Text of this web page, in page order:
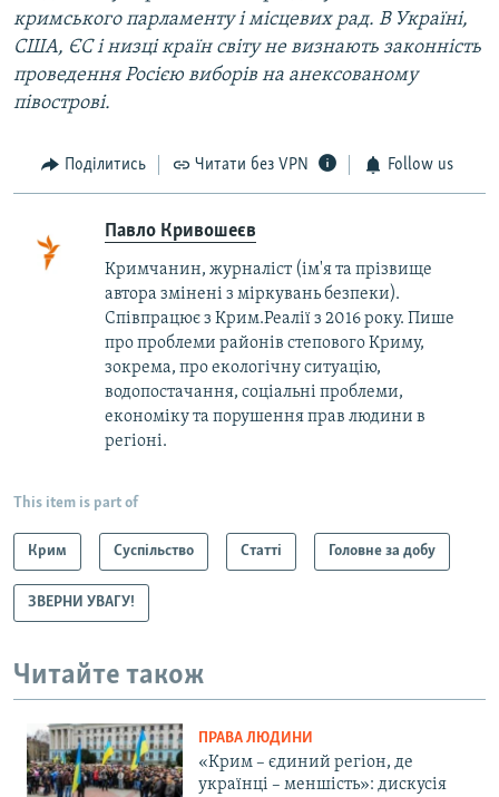
кримського парламенту і місцевих рад. В Україні,
США, ЄС і низці країн світу не визнають законність
проведення Росією виборів на анексованому
півострові.
Поділитись Читати без VPN Follow us
Павло Кривошеєв
Кримчанин, журналіст (ім'я та прізвище
автора змінені з міркувань безпеки).
Співпрацює з Крим.Реалії з 2016 року. Пише
про проблеми районів степового Криму,
зокрема, про екологічну ситуацію,
водопостачання, соціальні проблеми,
економіку та порушення прав людини в
регіоні.
This item is part of
Крим Суспільство Статті Головне за добу
ЗВЕРНИ УВАГУ!
Читайте також
ПРАВА ЛЮДИНИ
«Крим – єдиний регіон, де
українці – меншість»: дискусія